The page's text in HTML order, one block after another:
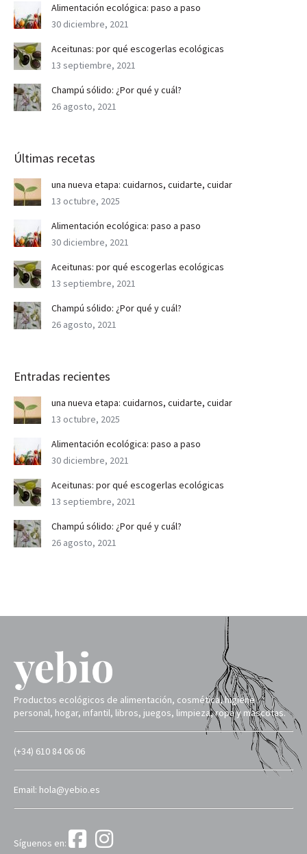
Alimentación ecológica: paso a paso
30 diciembre, 2021
Aceitunas: por qué escogerlas ecológicas
13 septiembre, 2021
Champú sólido: ¿Por qué y cuál?
26 agosto, 2021
Últimas recetas
una nueva etapa: cuidarnos, cuidarte, cuidar
13 octubre, 2025
Alimentación ecológica: paso a paso
30 diciembre, 2021
Aceitunas: por qué escogerlas ecológicas
13 septiembre, 2021
Champú sólido: ¿Por qué y cuál?
26 agosto, 2021
Entradas recientes
una nueva etapa: cuidarnos, cuidarte, cuidar
13 octubre, 2025
Alimentación ecológica: paso a paso
30 diciembre, 2021
Aceitunas: por qué escogerlas ecológicas
13 septiembre, 2021
Champú sólido: ¿Por qué y cuál?
26 agosto, 2021
Productos ecológicos de alimentación, cosmética, higiene
personal, hogar, infantil, libros, juegos, limpieza, ropa y mascotas.
(+34) 610 84 06 06
Email: hola@yebio.es
Síguenos en: